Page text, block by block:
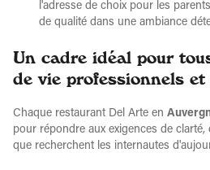
l'adresse de choix pour les
de qualité dans une ambiance
Un cadre idéal pour
de vie professionnels
Chaque restaurant Del Arte en
pour répondre aux exigences de
que recherchent les internautes